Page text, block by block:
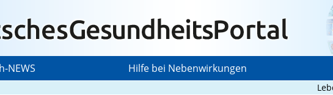
NEWS Hilfe bei Nebenwirkungen